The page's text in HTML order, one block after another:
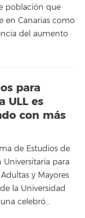
población que
en Canarias como
del aumento
para
ULL es
con más
de Estudios de
Universitaria para
y Mayores
la Universidad
celebró…